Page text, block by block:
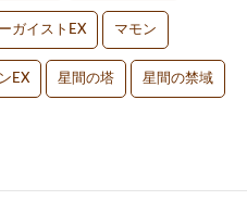
ガイストEX マモン
EX 星間の塔 星間の禁域